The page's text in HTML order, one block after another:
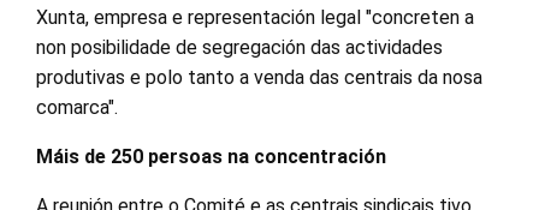
Xunta, empresa e representación legal "concreten a
non posibilidade de segregación das actividades
produtivas e polo tanto a venda das centrais da nosa
comarca".
Máis de 250 persoas na concentración